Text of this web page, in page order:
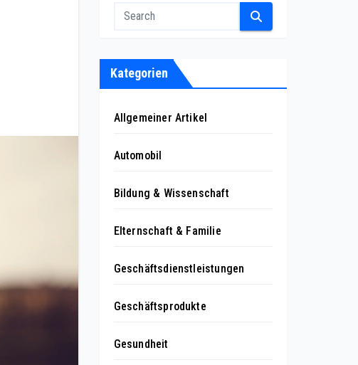
Kategorien
Allgemeiner Artikel
Automobil
Bildung & Wissenschaft
Elternschaft & Familie
Geschäftsdienstleistungen
Geschäftsprodukte
Gesundheit